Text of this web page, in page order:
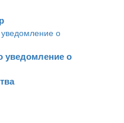
уведомление о